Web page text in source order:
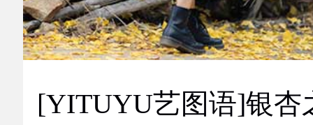
[YITUYU艺图语]银杏